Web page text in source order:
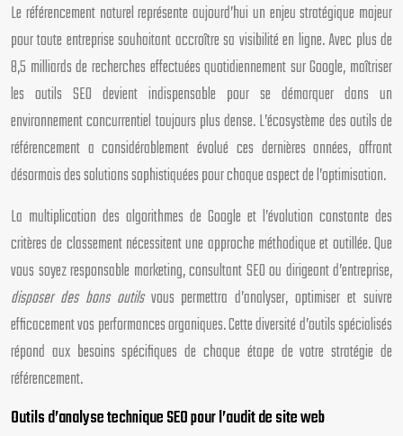
Le référencement naturel représente aujourd’hui un enjeu stratégique majeur
pour toute entreprise souhaitant accroître sa visibilité en ligne. Avec plus de
8,5 milliards de recherches effectuées quotidiennement sur Google, maîtriser
les outils SEO devient indispensable pour se démarquer dans un
environnement concurrentiel toujours plus dense. L’écosystème des outils de
référencement a considérablement évolué ces dernières années, offrant
désormais des solutions sophistiquées pour chaque aspect de l’optimisation.
La multiplication des algorithmes de Google et l’évolution constante des
critères de classement nécessitent une approche méthodique et outillée. Que
vous soyez responsable marketing, consultant SEO ou dirigeant d’entreprise,
disposer des bons outilsvous permettra d’analyser, optimiser et suivre
efficacement vos performances organiques. Cette diversité d’outils spécialisés
répond aux besoins spécifiques de chaque étape de votre stratégie de
référencement.
Outils d’analyse technique SEO pour l’audit de site web